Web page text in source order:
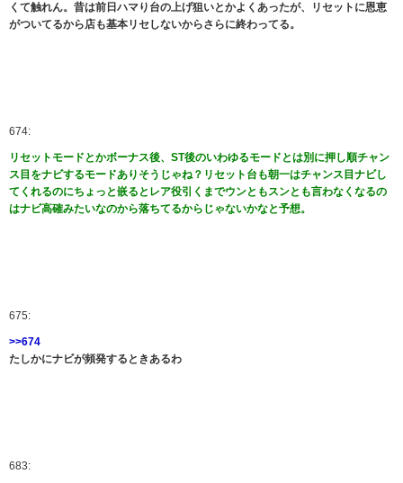
くて触れん。昔は前日ハマり台の上げ狙いとかよくあったが、リセットに恩恵
がついてるから店も基本リセしないからさらに終わってる。
674:
リセットモードとかボーナス後、ST後のいわゆるモードとは別に押し順チャン
ス目をナビするモードありそうじゃね？リセット台も朝一はチャンス目ナビし
てくれるのにちょっと嵌るとレア役引くまでウンともスンとも言わなくなるの
はナビ高確みたいなのから落ちてるからじゃないかなと予想。
675:
>>674
たしかにナビが頻発するときあるわ
683: